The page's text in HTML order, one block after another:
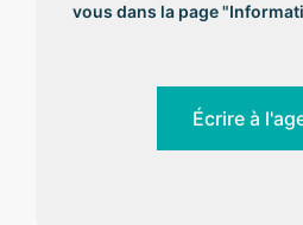
vous dans la page
Écrire à